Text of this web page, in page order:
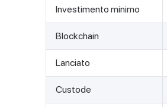
Investimento minimo
Blockchain
Lanciato
Custode